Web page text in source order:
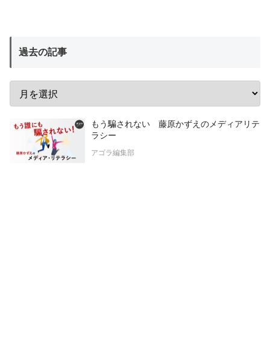
過去の記事
もう騙されない 藤原かずえのメディアリテ
ラシー
アゴラ編集部